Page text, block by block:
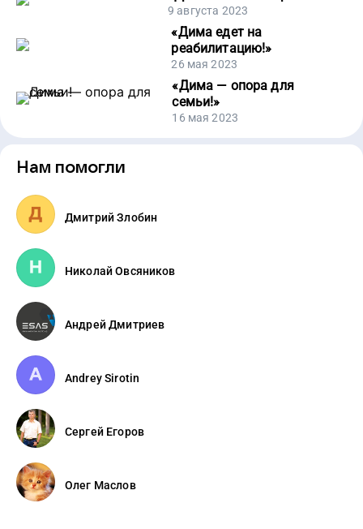
9 августа 2023
«Дима едет на
реабилитацию!»
26 мая 2023
«Дима — опора для
семьи!»
16 мая 2023
Нам помогли
Дмитрий Злобин
Николай Овсяников
Андрей Дмитриев
Andrey Sirotin
Сергей Егоров
Олег Маслов